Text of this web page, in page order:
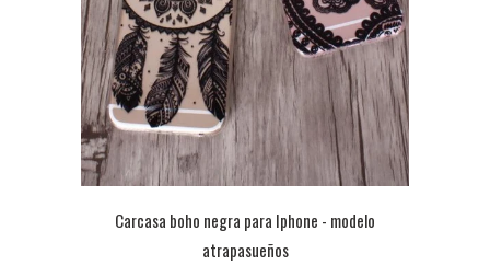
Carcasa boho negra para Iphone - modelo
atrapasueños